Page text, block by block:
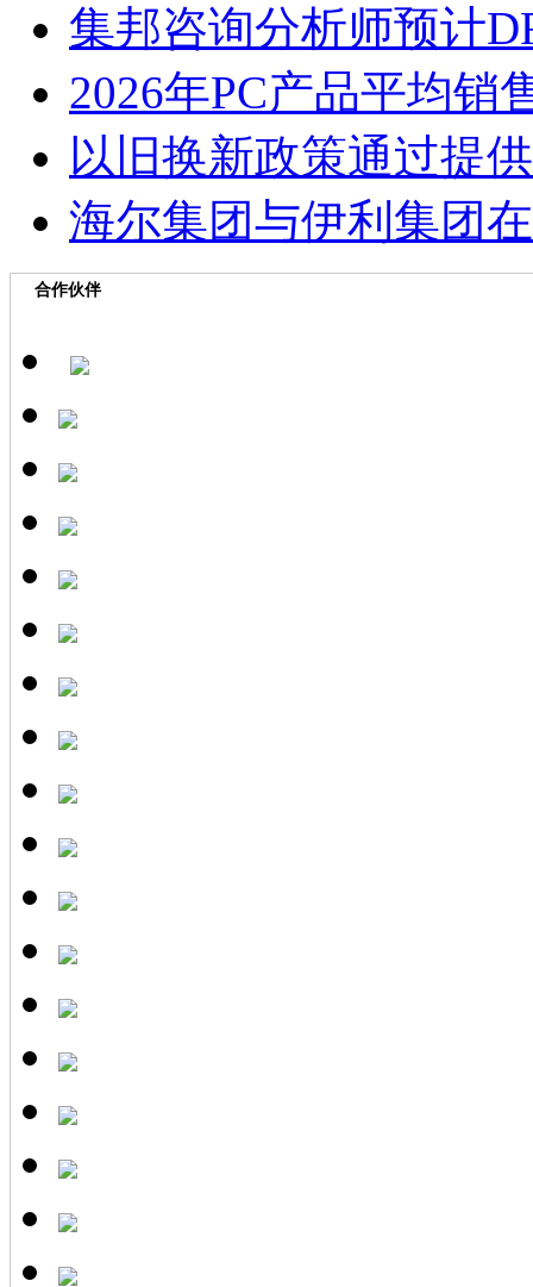
集邦咨询分析师预计
2026年PC产品平均销
以旧换新政策通过提
海尔集团与伊利集团
合作伙伴